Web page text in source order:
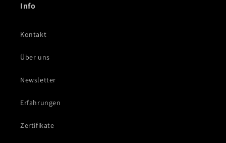
Info
Kontakt
Über uns
Newsletter
Erfahrungen
Zertifikate